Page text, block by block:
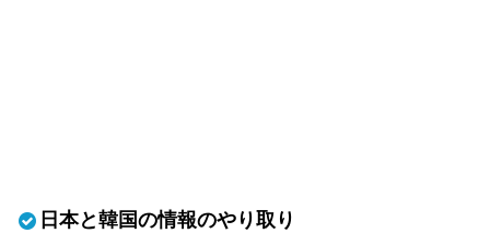
日本と韓国の情報のやり取り